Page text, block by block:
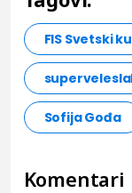
FIS Svetski
Sofija Gođa
Komentari